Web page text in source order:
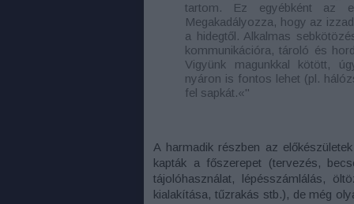
tartom. Ez egyébként az
Megakadályozza, hogy az
a hidegtől. Alkalmas
kommunikációra, tároló és
Vigyünk magunkkal kötött,
nyáron is fontos lehet (pl.
fel sapkát.«"
A harmadik részben az
kapták a főszerepet (tervezés,
tájolóhasználat, lépésszámlálás,
kialakítása, tűzrakás stb.), de még